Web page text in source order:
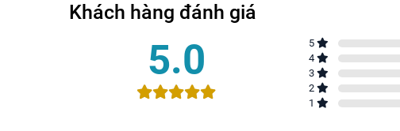
Khách hàng đánh giá
5.0 5
4
3
2
1